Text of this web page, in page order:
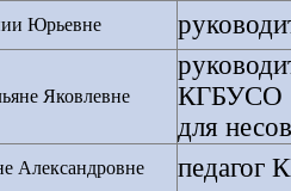
Юрьевне
Яковлевне
КГБУСО
для
Александровне педагог